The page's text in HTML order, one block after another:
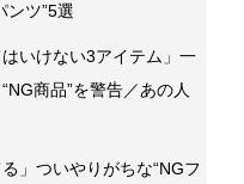
ンツ”5選
いけない3アイテム」一
商品”を警告／あの人
」ついやりがちな“NGフ